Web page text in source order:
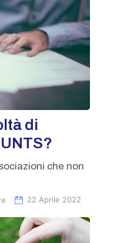
di
che non
22 Aprile 2022